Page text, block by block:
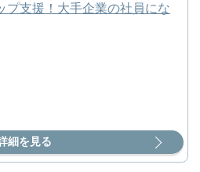
プ支援！大手企業の社員にな
細を見る